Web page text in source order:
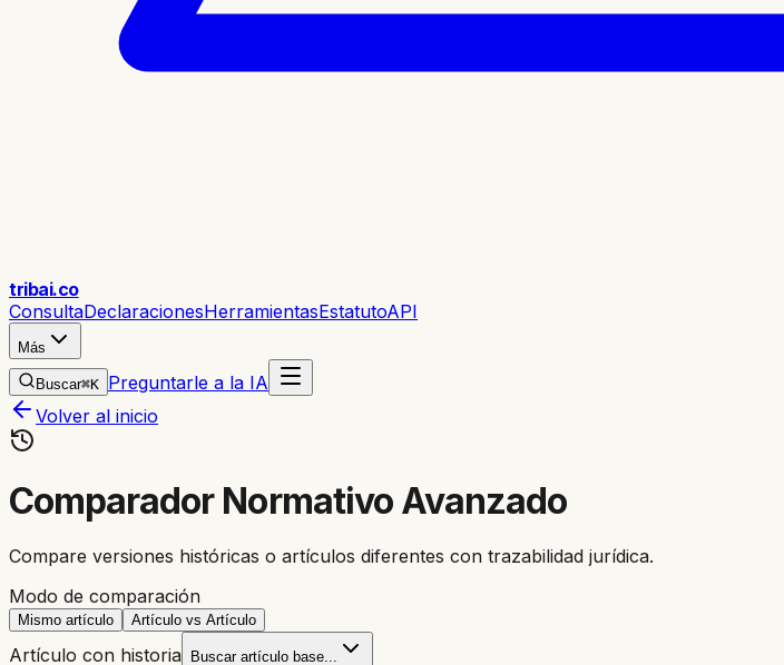
tribai.co
ConsultaDeclaracionesHerramientasEstatutoAPI
Más
Buscar⌘K Preguntarle a la IA
Volver al inicio
Comparador Normativo Avanzado
Compare versiones históricas o artículos diferentes con trazabilidad jurídica.
Modo de comparación
Mismo artículo Artículo vs Artículo
Artículo con historia Buscar artículo base...